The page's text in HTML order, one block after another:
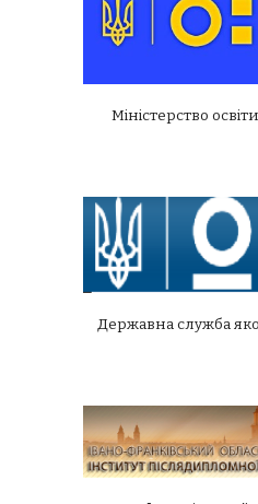
Міністерство
Державна служба